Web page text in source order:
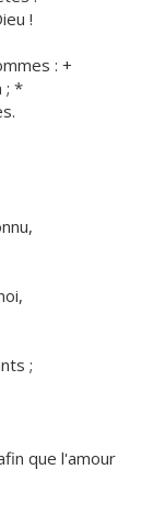
!
: +
; *
;
que l'amour